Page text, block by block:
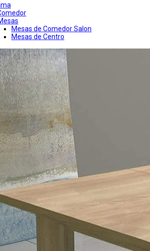
Mesas de Comedor Salon
Mesas de Centro